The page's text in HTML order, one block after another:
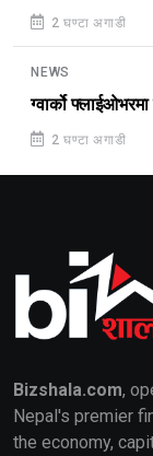
2 घण्टा अगाडी
NEWS
ग्वार्को
2 घण्टा अगाडी
Bizshala.com,
Nepal's premier
the economy,